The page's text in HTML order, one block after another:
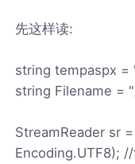
先这样读:
string tempaspx =
string Filename =
StreamReader sr
Encoding.UTF8);